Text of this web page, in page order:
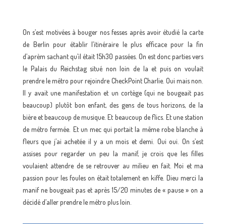
On s’est motivées à bouger nos fesses après avoir étudié la carte
de Berlin pour établir l’itinéraire le plus efficace pour la fin
d’aprèm sachant qu’il était 15h30 passées. On est donc parties vers
le Palais du Reichstag situé non loin de la et puis on voulait
prendre le métro pour rejoindre CheckPoint Charlie. Oui mais non.
Il y avait une manifestation et un cortège (qui ne bougeait pas
beaucoup) plutôt bon enfant, des gens de tous horizons, de la
bière et beaucoup de musique. Et beaucoup de flics. Et une station
de métro fermée. Et un mec qui portait la même robe blanche à
fleurs que j’ai achetée il y a un mois et demi. Oui oui. On s’est
assises pour regarder un peu la manif, je crois que les filles
voulaient attendre de se retrouver au milieu en fait. Moi et ma
passion pour les foules on était totalement en kiffe. Dieu merci la
manif ne bougeait pas et après 15/20 minutes de « pause » on a
décidé d’aller prendre le métro plus loin.